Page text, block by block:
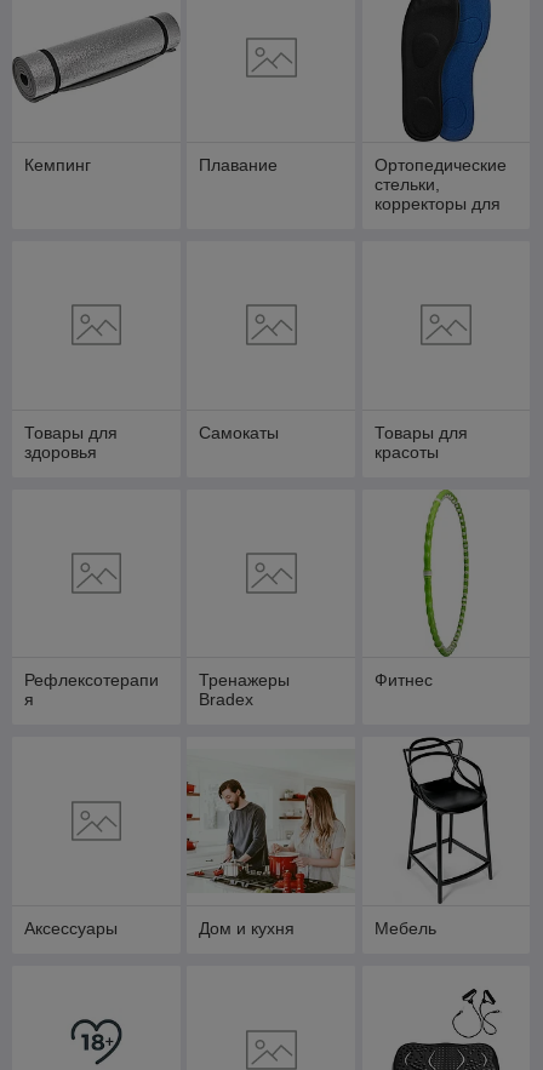
Кемпинг Плавание
Ортопедические
стельки,
корректоры для
Товары для
здоровья
Самокаты
Товары для
красоты
Рефлексотерапи
я
Тренажеры
Bradex
Фитнес
Аксессуары Дом и кухня Мебель